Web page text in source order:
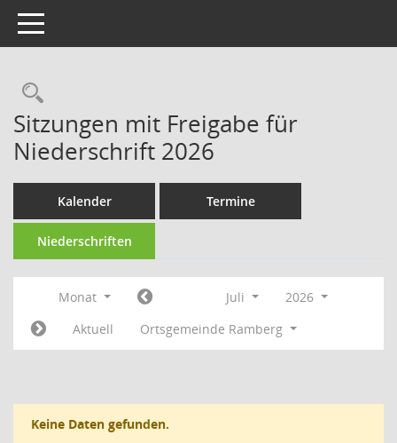
Toggle navigation
Rechercheauswahl
Sitzungen mit Freigabe für
Niederschrift 2026
Kalender Termine
Niederschriften
Monat Juli
2026
Aktuell
Ortsgemeinde Ramberg
Keine Daten gefunden.